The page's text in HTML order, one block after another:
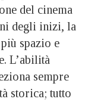
del cinema
degli inizi, la
spazio e
L’abilità
sempre
storica; tutto